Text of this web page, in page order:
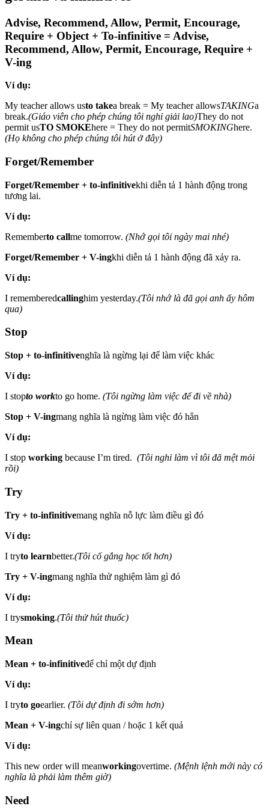
Advise, Recommend, Allow, Permit, Encourage,
Require + Object + To-infinitive = Advise,
Recommend, Allow, Permit, Encourage, Require +
V-ing
Ví dụ:
My teacher allows usto takea break = My teacher allowsTAKINGa
break.(Giáo viên cho phép chúng tôi nghỉ giải lao)They do not
permit usTO SMOKEhere = They do not permitSMOKINGhere.
(Họ không cho phép chúng tôi hút ở đây)
Forget/Remember
Forget/Remember + to-infinitivekhi diễn tả 1 hành động trong
tương lai.
Ví dụ:
Rememberto callme tomorrow. (Nhớ gọi tôi ngày mai nhé)
Forget/Remember + V-ingkhi diễn tả 1 hành động đã xảy ra.
Ví dụ:
I rememberedcallinghim yesterday.(Tôi nhớ là đã gọi anh ấy hôm
qua)
Stop
Stop + to-infinitivenghĩa là ngừng lại để làm việc khác
Ví dụ:
I stopto workto go home. (Tôi ngừng làm việc để đi về nhà)
Stop + V-ingmang nghĩa là ngừng làm việc đó hẳn
Ví dụ:
I stop working because I’m tired. (Tôi nghỉ làm vì tôi đã mệt mỏi
rồi)
Try
Try + to-infinitivemang nghĩa nỗ lực làm điều gì đó
Ví dụ:
I tryto learnbetter.(Tôi cố gắng học tốt hơn)
Try + V-ingmang nghĩa thử nghiệm làm gì đó
Ví dụ:
I trysmoking.(Tôi thử hút thuốc)
Mean
Mean + to-infinitiveđể chỉ một dự định
Ví dụ:
I tryto goearlier. (Tôi dự định đi sớm hơn)
Mean + V-ingchỉ sự liên quan / hoặc 1 kết quả
Ví dụ:
This new order will meanworkingovertime. (Mệnh lệnh mới này có
nghĩa là phải làm thêm giờ)
Need